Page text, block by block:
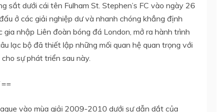
sắt dưới cái tên Fulham St. Stephen’s FC vào ngày 26
ở các giải nghiệp dư và nhanh chóng khẳng định
nhập Liên đoàn bóng đá London, mở ra hành trình
lạc bộ đã thiết lập những mối quan hệ quan trọng với
sự phát triển sau này.
vào mùa giải 2009-2010 dưới sự dẫn dắt của